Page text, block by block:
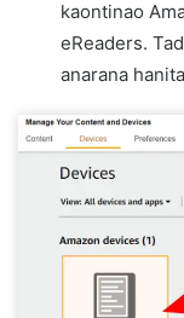
kaontinao
eReaders.
anarana